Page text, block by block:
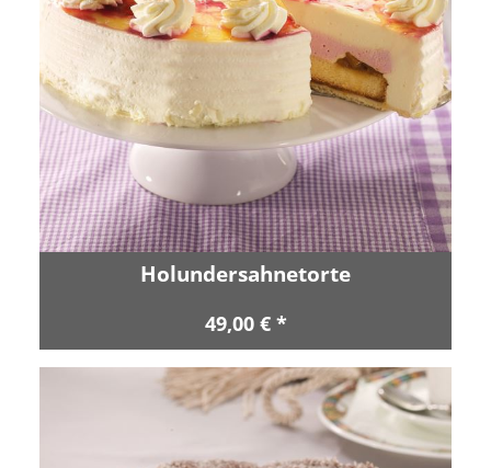
Holundersahnetorte
49,00 € *